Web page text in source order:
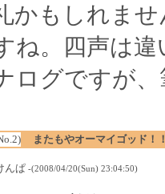
かもしれま
ね。四声は
ログですが
またもやオーマイゴッド！
んぱ -(2008/04/20(Sun) 23:04:50)